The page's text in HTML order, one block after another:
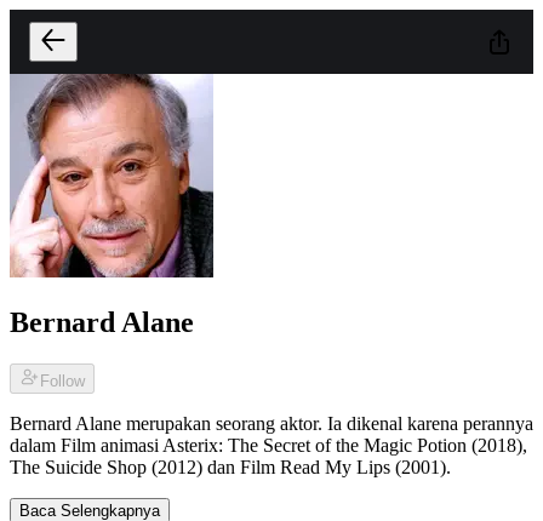
Bernard Alane
Follow
Bernard Alane merupakan seorang aktor. Ia dikenal karena perannya
dalam Film animasi Asterix: The Secret of the Magic Potion (2018),
The Suicide Shop (2012) dan Film Read My Lips (2001).
Baca Selengkapnya